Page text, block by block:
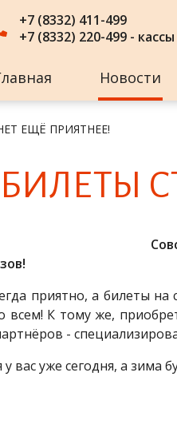
+7 (8332) 411-499
+7 (8332) 220-499 - кассы
Новости
ЕЩЁ ПРИЯТНЕЕ!
приятно, а билеты на
всем! К тому же,
-
вас уже сегодня, а зима